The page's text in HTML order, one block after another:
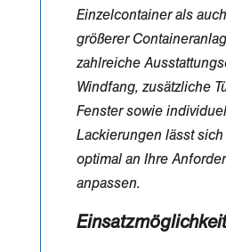
Einzelcontainer als
größerer
zahlreiche
Windfang, zusätzliche
Fenster sowie
Lackierungen lässt
optimal an Ihre
anpassen.